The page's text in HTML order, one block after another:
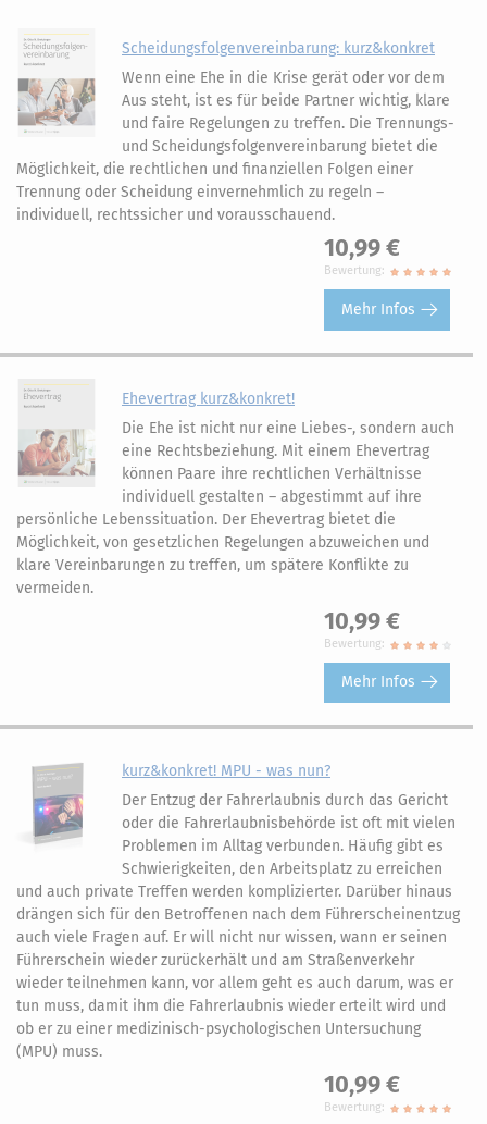
Scheidungsfolgenvereinbarung: kurz&konkret
Wenn eine Ehe in die Krise gerät oder vor dem
Aus steht, ist es für beide Partner wichtig, klare
und faire Regelungen zu treffen. Die Trennungs-
und Scheidungsfolgenvereinbarung bietet die
Möglichkeit, die rechtlichen und finanziellen Folgen einer
Trennung oder Scheidung einvernehmlich zu regeln –
individuell, rechtssicher und vorausschauend.
10,99 €
Bewertung:
Mehr Infos
Ehevertrag kurz&konkret!
Die Ehe ist nicht nur eine Liebes-, sondern auch
eine Rechtsbeziehung. Mit einem Ehevertrag
können Paare ihre rechtlichen Verhältnisse
individuell gestalten – abgestimmt auf ihre
persönliche Lebenssituation. Der Ehevertrag bietet die
Möglichkeit, von gesetzlichen Regelungen abzuweichen und
klare Vereinbarungen zu treffen, um spätere Konflikte zu
vermeiden.
10,99 €
Bewertung:
Mehr Infos
kurz&konkret! MPU - was nun?
Der Entzug der Fahrerlaubnis durch das Gericht
oder die Fahrerlaubnisbehörde ist oft mit vielen
Problemen im Alltag verbunden. Häufig gibt es
Schwierigkeiten, den Arbeitsplatz zu erreichen
und auch private Treffen werden komplizierter. Darüber hinaus
drängen sich für den Betroffenen nach dem Führerscheinentzug
auch viele Fragen auf. Er will nicht nur wissen, wann er seinen
Führerschein wieder zurückerhält und am Straßenverkehr
wieder teilnehmen kann, vor allem geht es auch darum, was er
tun muss, damit ihm die Fahrerlaubnis wieder erteilt wird und
ob er zu einer medizinisch-psychologischen Untersuchung
(MPU) muss.
10,99 €
Bewertung: